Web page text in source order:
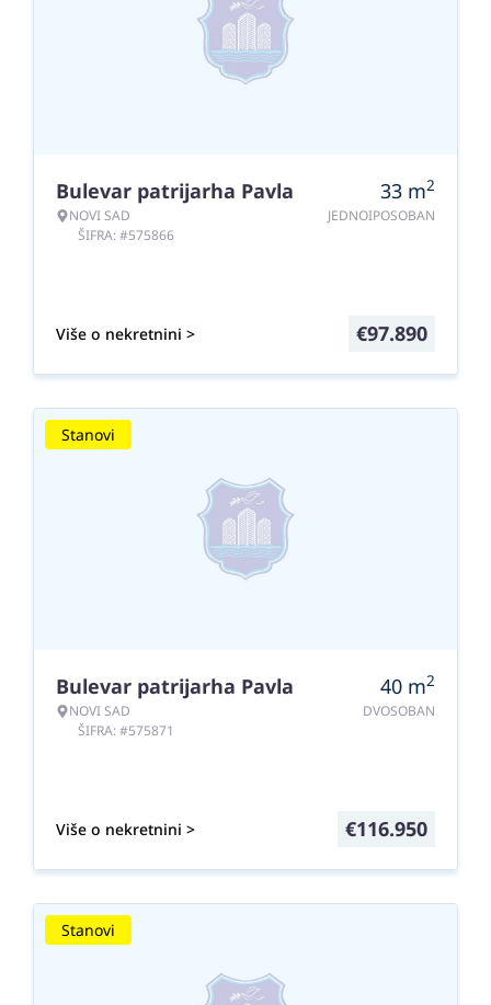
Bulevar patrijarha Pavla
NOVI SAD
ŠIFRA: #575866
33 m2
JEDNOIPOSOBAN
Više o nekretnini > €97.890
Stanovi
Bulevar patrijarha Pavla
NOVI SAD
ŠIFRA: #575871
40 m2
DVOSOBAN
Više o nekretnini > €116.950
Stanovi